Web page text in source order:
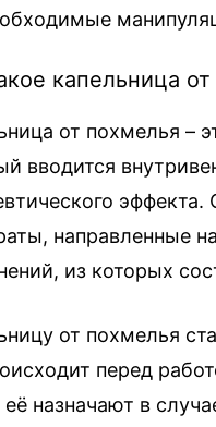
капельница
от похмелья –
вводится
направленные
из которых
от похмелья
перед
назначают в